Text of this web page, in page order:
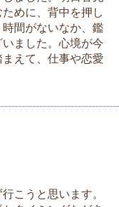
めに、背中を押し
間がないなか、鑑
ました。心境が今
えて、仕事や恋愛
こうと思います。